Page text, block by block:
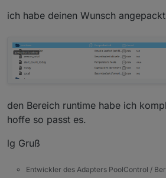
ich habe deinen Wunsch
den Bereich runtime habe ich
hoffe so passt es.
lg Gruß
Entwickler des Adapters PoolControl /